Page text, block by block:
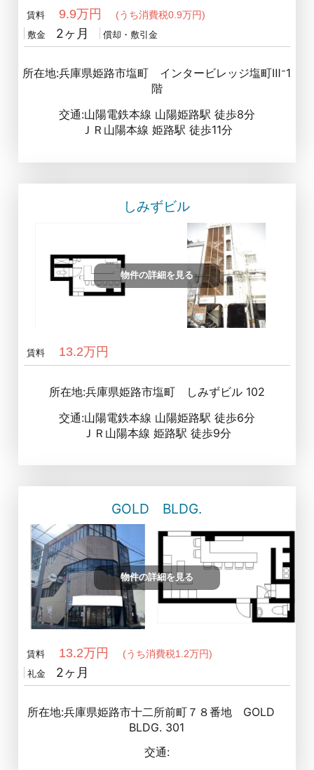
賃料 9.9万円 (うち消費税0.9万円)
敷金 2ヶ月 償却・敷引金
所在地:兵庫県姫路市塩町 インタービレッジ塩町Ⅲ⁻1
階
交通:山陽電鉄本線 山陽姫路駅 徒歩8分
ＪＲ山陽本線 姫路駅 徒歩11分
しみずビル
物件の詳細を見る
賃料 13.2万円
所在地:兵庫県姫路市塩町 しみずビル 102
交通:山陽電鉄本線 山陽姫路駅 徒歩6分
ＪＲ山陽本線 姫路駅 徒歩9分
GOLD BLDG.
物件の詳細を見る
賃料 13.2万円 (うち消費税1.2万円)
礼金 2ヶ月
所在地:兵庫県姫路市十二所前町７８番地 GOLD
BLDG. 301
交通: